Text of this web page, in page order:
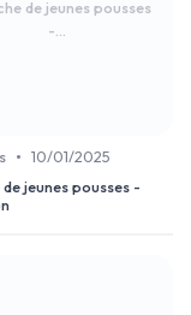
de jeunes pousses
-...
• 10/01/2025
jeunes pousses -